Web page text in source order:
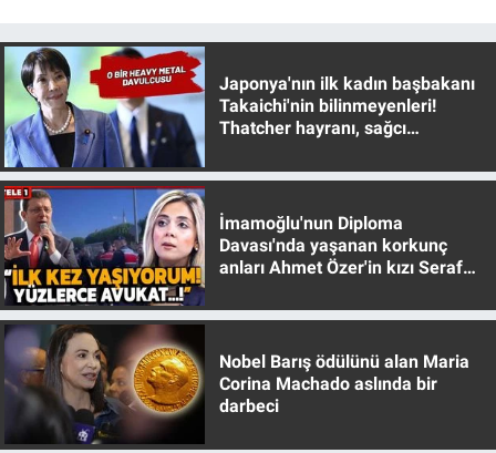
Japonya'nın ilk kadın başbakanı
Takaichi'nin bilinmeyenleri!
Thatcher hayranı, sağcı
İmamoğlu'nun Diploma
Davası'nda yaşanan korkunç
anları Ahmet Özer'in kızı Seraf
Nobel Barış ödülünü alan Maria
Corina Machado aslında bir
darbeci